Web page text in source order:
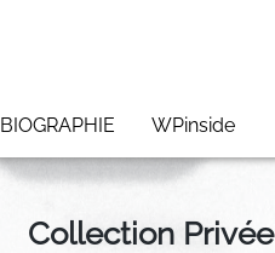
BIOGRAPHIE WPinside
Collection Privée